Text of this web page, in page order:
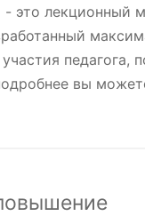
это лекционный
педагога,
вы